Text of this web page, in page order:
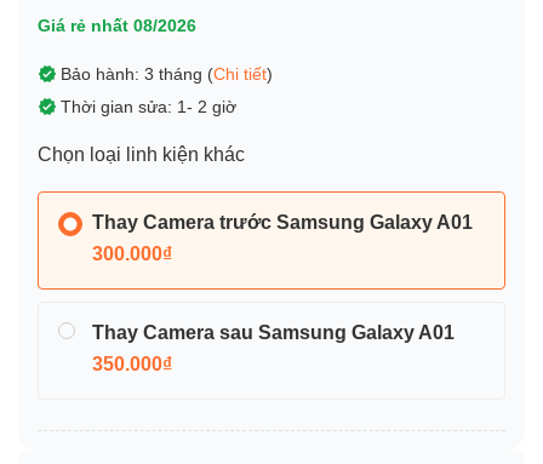
Giá rẻ nhất 08/2026
Bảo hành: 3 tháng (Chi tiết)
Thời gian sửa: 1- 2 giờ
Chọn loại linh kiện khác
Thay Camera trước Samsung Galaxy A01
300.000₫
Thay Camera sau Samsung Galaxy A01
350.000₫